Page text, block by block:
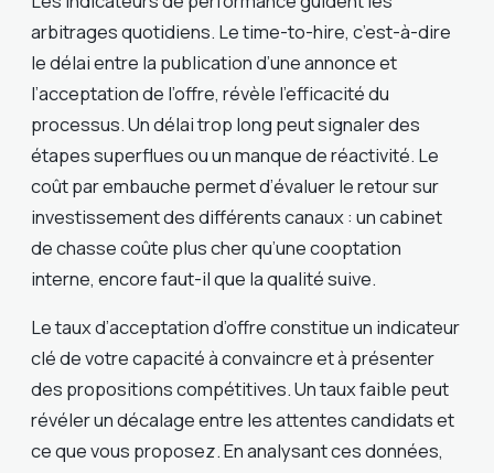
arbitrages quotidiens. Le time-to-hire, c’est-à-dire
le délai entre la publication d’une annonce et
l’acceptation de l’offre, révèle l’efficacité du
processus. Un délai trop long peut signaler des
étapes superflues ou un manque de réactivité. Le
coût par embauche permet d’évaluer le retour sur
investissement des différents canaux : un cabinet
de chasse coûte plus cher qu’une cooptation
interne, encore faut-il que la qualité suive.
Le taux d’acceptation d’offre constitue un indicateur
clé de votre capacité à convaincre et à présenter
des propositions compétitives. Un taux faible peut
révéler un décalage entre les attentes candidats et
ce que vous proposez. En analysant ces données,